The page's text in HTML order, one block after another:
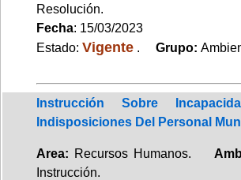
Resolución.
Fecha: 15/03/2023
Estado: Vigente . Grupo:
Instrucción Sobre
Indisposiciones Del Personal
Area: Recursos Humanos.
Instrucción.